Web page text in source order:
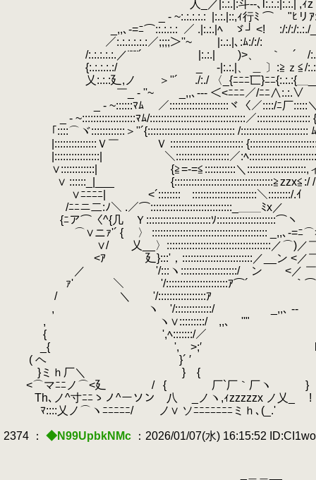
人_／|:.:.|:斗-‐､l:.:.:|:.:.| ,ｨzｚｚ
_ - ~:.:.:.:.:
|:.:.|::,ｨ行ﾐ ⌒￣ "
_,,､-=ﾆ⌒::.:.:.:
／ .|:.:.|ﾍ ゞ┘ <! :/:/:/:.:./_
／:.:.:.:.:.:／;;;;＞''~ |:.:.|､:ﾑ:/:/: /
/:.:.:.:.:.／¨¨¨´ |:.:.| )>、 ｀ ´ /:.:./
{:.:.:.:.:/ _
-|:.:.|、 ＿ 〕:≧
乂:.:.:廴,ノ ＞''´ ./:./ 〈_{ﾆﾆﾆ匸}ﾆﾆ{:.:.:{
￣_ - ''~ _,,､-‐- ＜<ﾆﾆﾆ／/ﾆﾆ∧:.:.∨
_ - ~::::::ﾏﾑ ／:::::::::::::::::::::ヾ〈／::::/ﾆ厂:::::
_ - ~:::::::::::::::::::ﾏﾑ/::::::::::::::::::::::::::::::::::／
｢::::⌒ヾ::::::::::::＞''´{::::::::::::::::::::::::::::::: /:::::::::::::::::::::::: ﾑ
|:::::::::::::::Ｖ￣ Ｖ ::::::::::::::::::::::::::
|::::::::::::::::| ＼:::::::::::::::::::／:ﾍ
∨::::::::::::| {≧=-=≦:::::::::::＼:::::::::::::::::::::,
∨ ::::::_|___
∨ﾆﾆﾆﾆ| <´::::::::￣:::::::::::::::::::::::＼
/ﾆﾆニ二:ﾉ＼ .／⌒:::::::::::::::::::::::::::::_＿＿
{ﾆア⌒〈^{几 Ｙ:::::::::::::::::::::::ｿ
⌒∨ニｧ'´ { 〉 ::::::::::::::::::::::::::::::::::::::::: _,,､-
∨/ 乂__〉:::::::::::::::::::::::::::::::::::::／⌒)／￣Ｙ ,ｨf
<ｱ 廴}:::'，:::::::::::::::::::::::::／__ン <／￣ )ﾑ`
／ '/:::ヽ::::::::::::::::::::/ ン <／ ￣)ﾆ}
ｧ' ＼
'/::::::::::::::::::::::ｱ⌒´ ｀⌒}ﾆ
/.
＼ '/:::::::::::::::::ｱ
, ヽ '/:::::::::::::/ _,,､ -‐
, ヽ∨:::::::::/ ,,､ ''"
{ ',ﾍ:::::::/／
_{ ', >;′
( ヘ }´ ′
}ミｈ厂＼ }
<⌒マﾆﾆノ⌒<廴
/
{ 厂`厂｀厂ヽ }
Th､ノ^寸ﾆﾆゝノ^ーソン 八 _ノヽ,ｨzzzzzx ノ乂_
!
ﾏ::::乂ノ⌒ヽﾆﾆﾆﾆﾆ/ ノ∨ ソﾆﾆﾆﾆﾆﾆﾆミｈ､(_.'
2374 ： ◆N99UpbkNMc ：2026/01/07(水) 16:15:52